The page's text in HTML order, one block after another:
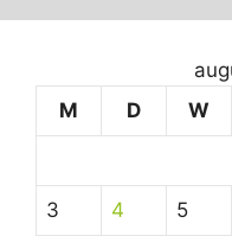
M
D W
3 4 5